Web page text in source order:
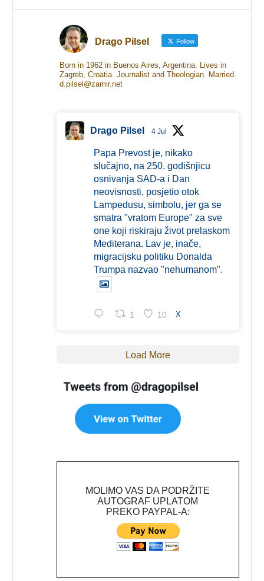
Drago Pilsel Follow
Born in 1962 in Buenos Aires, Argentina. Lives in
Zagreb, Croatia. Journalist and Theologian. Married.
d.pilsel@zamir.net
Drago Pilsel 4 Jul
Papa Prevost je, nikako
slučajno, na 250. godišnjicu
osnivanja SAD-a i Dan
neovisnosti, posjetio otok
Lampedusu, simbolu, jer ga se
smatra "vratom Europe" za sve
one koji riskiraju život prelaskom
Mediterana. Lav je, inače,
migracijsku politiku Donalda
Trumpa nazvao "nehumanom".
1 10 X
Load More
MOLIMO VAS DA PODRŽITE
AUTOGRAF UPLATOM
PREKO PAYPAL-A: